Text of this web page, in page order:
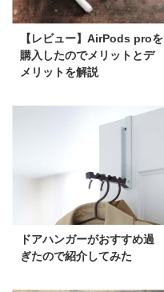
【レビュー】AirPods proを
購入したのでメリットとデ
メリットを解説
ドアハンガーがおすすめ過
ぎたので紹介してみた